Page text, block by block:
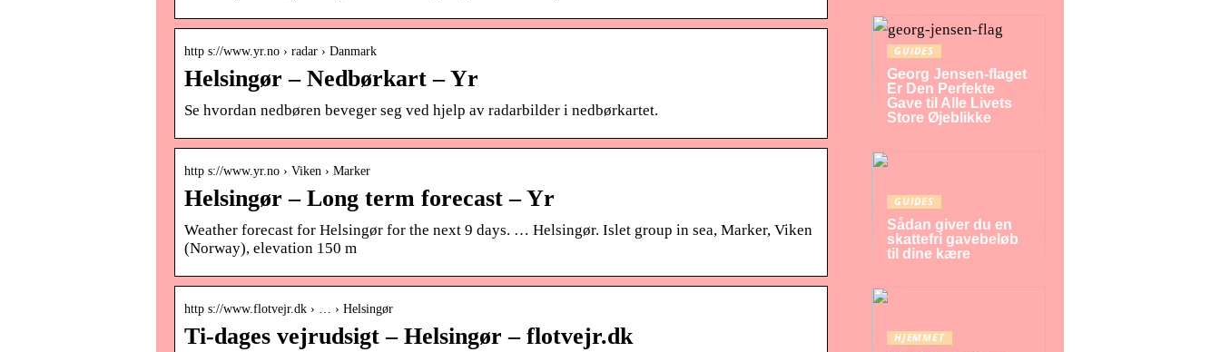
http s://www.yr.no › radar › Danmark
Helsingør – Nedbørkart – Yr
Se hvordan nedbøren beveger seg ved hjelp av radarbilder i nedbørkartet.
http s://www.yr.no › Viken › Marker
Helsingør – Long term forecast – Yr
Weather forecast for Helsingør for the next 9 days. … Helsingør. Islet group in sea, Marker, Viken
(Norway), elevation 150 m
http s://www.flotvejr.dk › … › Helsingør
Ti-dages vejrudsigt – Helsingør – flotvejr.dk
GUIDES
Georg Jensen-flaget
Er Den Perfekte
Gave til Alle Livets
Store Øjeblikke
GUIDES
Sådan giver du en
skattefri gavebeløb
til dine kære
HJEMMET